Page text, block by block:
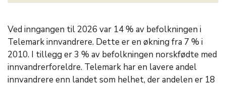
Ved inngangen til 2026 var 14 % av befolkningen i
Telemark innvandrere. Dette er en økning fra 7 % i
2010. I tillegg er 3 % av befolkningen norskfødte med
innvandrerforeldre. Telemark har en lavere andel
innvandrere enn landet som helhet, der andelen er 18